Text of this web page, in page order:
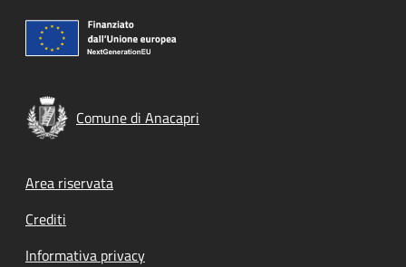
Comune di Anacapri
Footer menu
Area riservata
Crediti
Informativa privacy